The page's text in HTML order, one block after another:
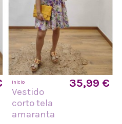
Inicio
Vestido
corto tela
amaranta
35,99 €